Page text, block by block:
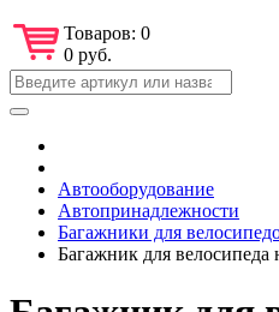
Товаров: 0
0 руб.
Автооборудование
Автопринадлежности
Багажники для
Багажник для